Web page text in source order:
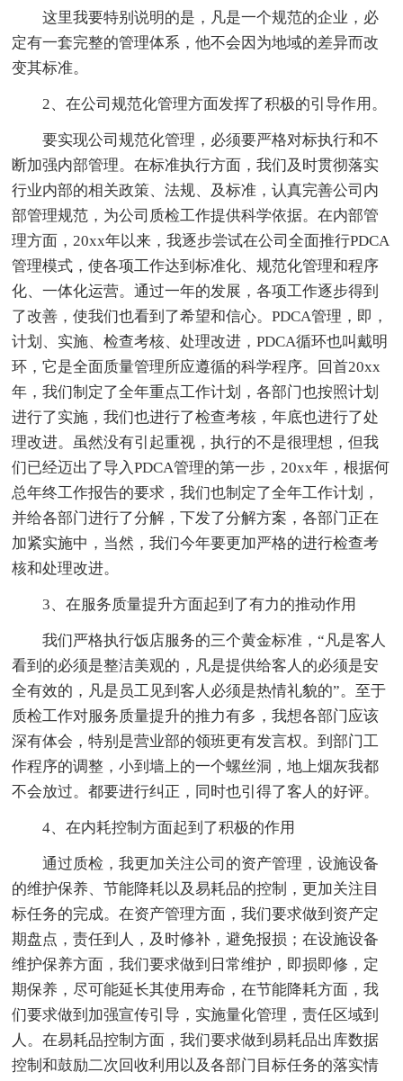
这里我要特别说明的是，凡是一个规范的企业，必
定有一套完整的管理体系，他不会因为地域的差异而改
变其标准。
2、在公司规范化管理方面发挥了积极的引导作用。
要实现公司规范化管理，必须要严格对标执行和不
断加强内部管理。在标准执行方面，我们及时贯彻落实
行业内部的相关政策、法规、及标准，认真完善公司内
部管理规范，为公司质检工作提供科学依据。在内部管
理方面，20xx年以来，我逐步尝试在公司全面推行PDCA
管理模式，使各项工作达到标准化、规范化管理和程序
化、一体化运营。通过一年的发展，各项工作逐步得到
了改善，使我们也看到了希望和信心。PDCA管理，即，
计划、实施、检查考核、处理改进，PDCA循环也叫戴明
环，它是全面质量管理所应遵循的科学程序。回首20xx
年，我们制定了全年重点工作计划，各部门也按照计划
进行了实施，我们也进行了检查考核，年底也进行了处
理改进。虽然没有引起重视，执行的不是很理想，但我
们已经迈出了导入PDCA管理的第一步，20xx年，根据何
总年终工作报告的要求，我们也制定了全年工作计划，
并给各部门进行了分解，下发了分解方案，各部门正在
加紧实施中，当然，我们今年要更加严格的进行检查考
核和处理改进。
3、在服务质量提升方面起到了有力的推动作用
我们严格执行饭店服务的三个黄金标准，“凡是客人
看到的必须是整洁美观的，凡是提供给客人的必须是安
全有效的，凡是员工见到客人必须是热情礼貌的”。至于
质检工作对服务质量提升的推力有多，我想各部门应该
深有体会，特别是营业部的领班更有发言权。到部门工
作程序的调整，小到墙上的一个螺丝洞，地上烟灰我都
不会放过。都要进行纠正，同时也引得了客人的好评。
4、在内耗控制方面起到了积极的作用
通过质检，我更加关注公司的资产管理，设施设备
的维护保养、节能降耗以及易耗品的控制，更加关注目
标任务的完成。在资产管理方面，我们要求做到资产定
期盘点，责任到人，及时修补，避免报损；在设施设备
维护保养方面，我们要求做到日常维护，即损即修，定
期保养，尽可能延长其使用寿命，在节能降耗方面，我
们要求做到加强宣传引导，实施量化管理，责任区域到
人。在易耗品控制方面，我们要求做到易耗品出库数据
控制和鼓励二次回收利用以及各部门目标任务的落实情